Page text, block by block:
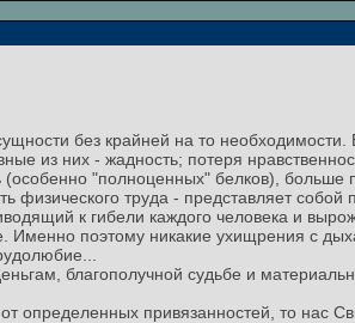
без крайней на то
из них - жадность; потеря
"полноценных" белков), больше
труда - представляет собой
к гибели каждого человека и
Именно поэтому никакие ухищрения с
благополучной судьбе и
определенных привязанностей, то нас